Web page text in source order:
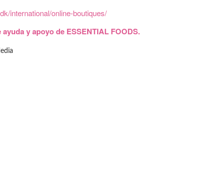
international/online-boutiques/
y apoyo de ESSENTIAL FOODS.